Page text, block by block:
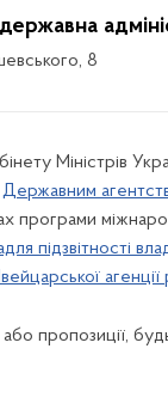
8
Міністрів
Державним
програми
підзвітності
агенції
пропозиції,